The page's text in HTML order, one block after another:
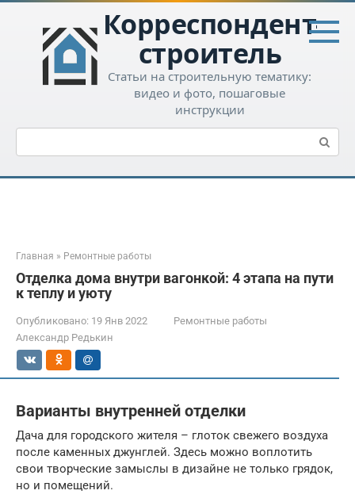
Перейти
контенту
Корреспондент-
строитель
Статьи на строительную тематику:
видео и фото, пошаговые
инструкции
Поиск:
Главная » Ремонтные работы
Отделка дома внутри вагонкой: 4 этапа на пути
к теплу и уюту
Опубликовано: 19 Янв 2022
Ремонтные работы
Александр Редькин
Варианты внутренней отделки
Дача для городского жителя – глоток свежего воздуха
после каменных джунглей. Здесь можно воплотить
свои творческие замыслы в дизайне не только грядок,
но и помещений.